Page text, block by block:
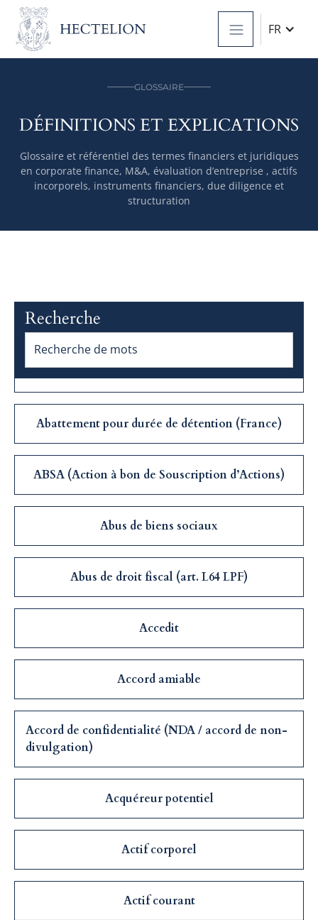
FR
GLOSSAIRE
DÉFINITIONS ET EXPLICATIONS
Glossaire et référentiel des termes financiers et juridiques
en corporate finance, M&A, évaluation d’entreprise , actifs
incorporels, instruments financiers, due diligence et
structuration
Recherche
Abandon de créance
Abattement pour durée de détention (France)
ABSA (Action à bon de Souscription d’Actions)
Abus de biens sociaux
Abus de droit fiscal (art. L64 LPF)
Accedit
Accord amiable
Accord de confidentialité (NDA / accord de non-
divulgation)
Acquéreur potentiel
Actif corporel
Actif courant